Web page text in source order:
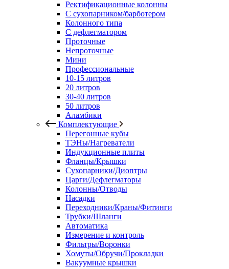
Ректификационные колонны
С сухопарником/барботером
Колонного типа
С дефлегматором
Проточные
Непроточные
Мини
Профессиональные
10-15 литров
20 литров
30-40 литров
50 литров
Аламбики
Комплектующие
Перегонные кубы
ТЭНы/Нагреватели
Индукционные плиты
Фланцы/Крышки
Сухопарники/Диоптры
Царги/Дефлегматоры
Колонны/Отводы
Насадки
Переходники/Краны/Фитинги
Трубки/Шланги
Автоматика
Измерение и контроль
Фильтры/Воронки
Хомуты/Обручи/Прокладки
Вакуумные крышки